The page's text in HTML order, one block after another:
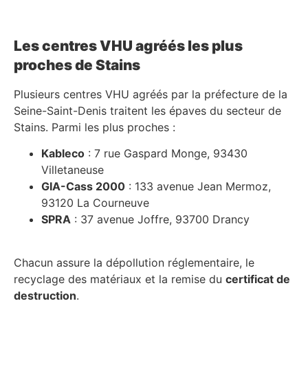
Les centres VHU agréés les plus
proches de Stains
Plusieurs centres VHU agréés par la préfecture de la
Seine-Saint-Denis traitent les épaves du secteur de
Stains. Parmi les plus proches :
Kableco : 7 rue Gaspard Monge, 93430
Villetaneuse
GIA-Cass 2000 : 133 avenue Jean Mermoz,
93120 La Courneuve
SPRA : 37 avenue Joffre, 93700 Drancy
Chacun assure la dépollution réglementaire, le
recyclage des matériaux et la remise du certificat de
destruction.